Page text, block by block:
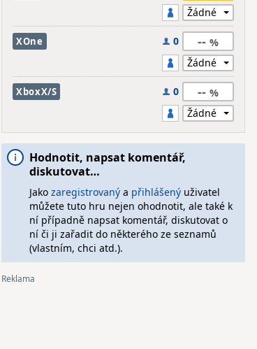
XOne 0 --
XboxX/S 0 --
Hodnotit, napsat komentář,
diskutovat…
Jako zaregistrovanýa přihlášenýuživatel
můžete tuto hru nejen ohodnotit, ale také k
ní případně napsat komentář, diskutovat o
ní či ji zařadit do některého ze seznamů
(vlastním, chci atd.).